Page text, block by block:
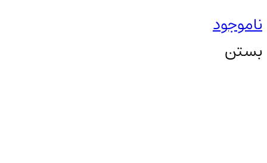
ناموجود
بستن